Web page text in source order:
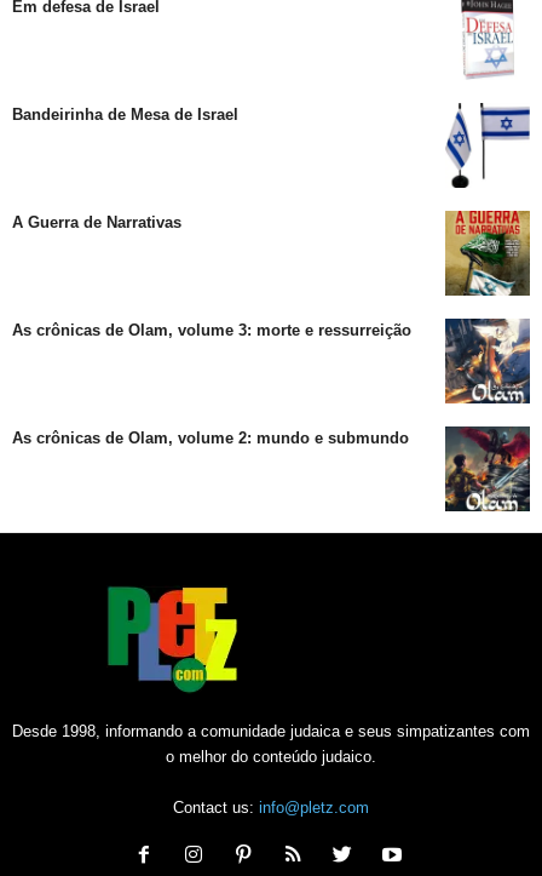
Em defesa de Israel
Bandeirinha de Mesa de Israel
A Guerra de Narrativas
As crônicas de Olam, volume 3: morte e ressurreição
As crônicas de Olam, volume 2: mundo e submundo
Desde 1998, informando a comunidade judaica e seus simpatizantes com
o melhor do conteúdo judaico.
Contact us: info@pletz.com